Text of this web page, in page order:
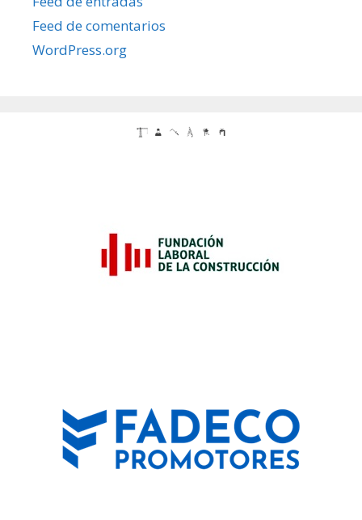
Feed de comentarios
WordPress.org